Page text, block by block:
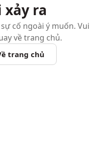
xảy ra
cố ngoài ý muốn. Vui
về trang chủ.
trang chủ